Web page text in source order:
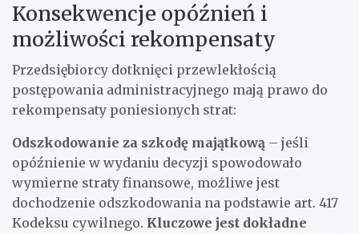
Konsekwencje opóźnień i
możliwości rekompensaty
Przedsiębiorcy dotknięci przewlekłością
postępowania administracyjnego mają prawo do
rekompensaty poniesionych strat:
Odszkodowanie za szkodę majątkową – jeśli
opóźnienie w wydaniu decyzji spowodowało
wymierne straty finansowe, możliwe jest
dochodzenie odszkodowania na podstawie art. 417
Kodeksu cywilnego. Kluczowe jest dokładne